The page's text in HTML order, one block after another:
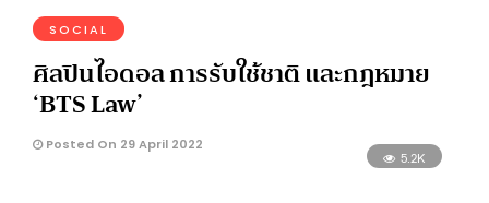
SOCIAL
ศิลปินไอดอล การรับใช้ชาติ และกฎหมาย
‘BTS Law’
Posted On 29 April 2022
5.2K